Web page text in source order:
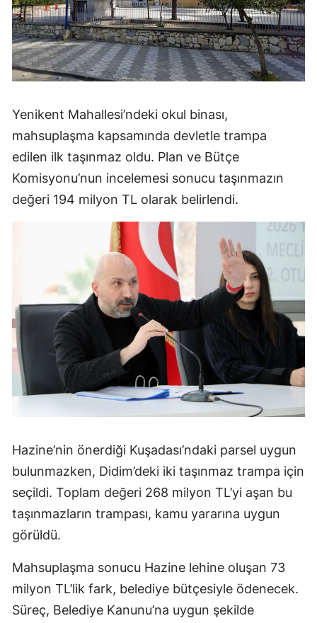
Yenikent Mahallesi’ndeki okul binası,
mahsuplaşma kapsamında devletle trampa
edilen ilk taşınmaz oldu. Plan ve Bütçe
Komisyonu’nun incelemesi sonucu taşınmazın
değeri 194 milyon TL olarak belirlendi.
Hazine’nin önerdiği Kuşadası’ndaki parsel uygun
bulunmazken, Didim’deki iki taşınmaz trampa için
seçildi. Toplam değeri 268 milyon TL’yi aşan bu
taşınmazların trampası, kamu yararına uygun
görüldü.
Mahsuplaşma sonucu Hazine lehine oluşan 73
milyon TL’lik fark, belediye bütçesiyle ödenecek.
Süreç, Belediye Kanunu’na uygun şekilde